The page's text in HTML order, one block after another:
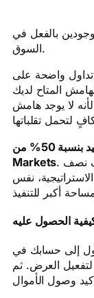
الموجودين بالفعل في
السوق.
واضحة على
المتاح لديك
لا يوجد هامش
بونص الرصيد بنسبة 50% من VCG
Markets. فعّل العرض، وأودع في حسابك، وسنضيف نصف
نفس
الحصول عليه
لتفعيل العرض. ثم